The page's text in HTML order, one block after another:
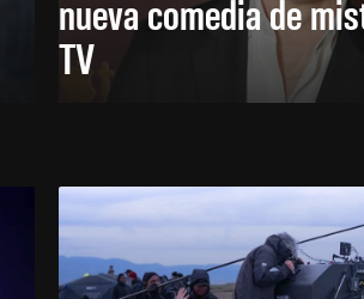
nueva comedia de
TV